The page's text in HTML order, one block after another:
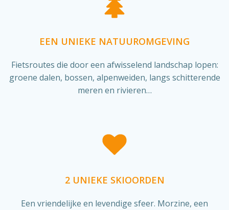
EEN UNIEKE NATUUROMGEVING
Fietsroutes die door een afwisselend landschap lopen:
groene dalen, bossen, alpenweiden, langs schitterende
meren en rivieren…
2 UNIEKE SKIOORDEN
Een vriendelijke en levendige sfeer. Morzine, een